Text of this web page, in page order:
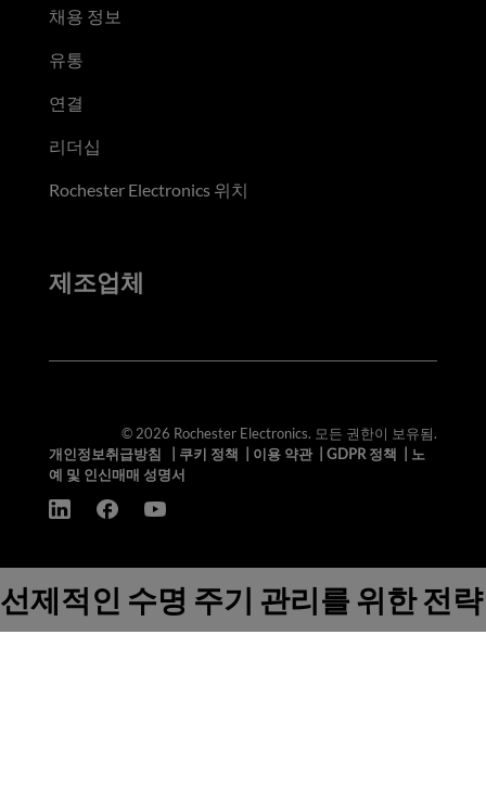
채용 정보
유통
연결
리더십
Rochester Electronics 위치
제조업체
© 2026 Rochester Electronics. 모든 권한이 보유됨.
개인정보취급방침
쿠키 정책 이용 약관| GDPR 정책
노
예 및 인신매매 성명서
선제적인 수명 주기 관리를 위한 전략